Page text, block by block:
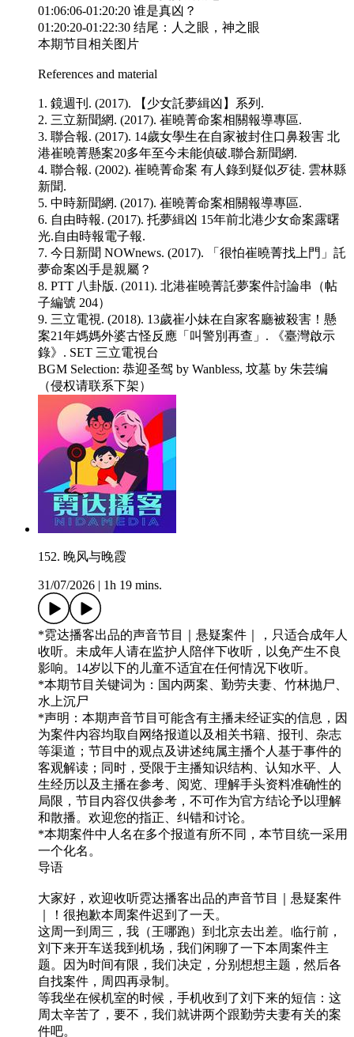
01:06:06-01:20:20 谁是真凶？
01:20:20-01:22:30 结尾：人之眼，神之眼
本期节目相关图片
References and material
1. 鏡週刊. (2017). 【少女託夢緝凶】系列.
2. 三立新聞網. (2017). 崔曉菁命案相關報導專區.
3. 聯合報. (2017). 14歲女學生在自家被封住口鼻殺害 北
港崔曉菁懸案20多年至今未能偵破.聯合新聞網.
4. 聯合報. (2002). 崔曉菁命案 有人錄到疑似歹徒. 雲林縣
新聞.
5. 中時新聞網. (2017). 崔曉菁命案相關報導專區.
6. 自由時報. (2017). 托夢緝凶 15年前北港少女命案露曙
光.自由時報電子報.
7. 今日新聞 NOWnews. (2017). 「很怕崔曉菁找上門」託
夢命案凶手是親屬？
8. PTT 八卦版. (2011). 北港崔曉菁託夢案件討論串（帖
子編號 204）
9. 三立電視. (2018). 13歲崔小妹在自家客廳被殺害！懸
案21年媽媽外婆古怪反應「叫警別再查」. 《臺灣啟示
錄》. SET 三立電視台
BGM Selection: 恭迎圣驾 by Wanbless, 坟墓 by 朱芸编
（侵权请联系下架）
152. 晚风与晚霞
31/07/2026 1h 19 mins.
*霓达播客出品的声音节目｜悬疑案件｜，只适合成年人
收听。未成年人请在监护人陪伴下收听，以免产生不良
影响。14岁以下的儿童不适宜在任何情况下收听。
*本期节目关键词为：国内两案、勤劳夫妻、竹林抛尸、
水上沉尸
*声明：本期声音节目可能含有主播未经证实的信息，因
为案件内容均取自网络报道以及相关书籍、报刊、杂志
等渠道；节目中的观点及讲述纯属主播个人基于事件的
客观解读；同时，受限于主播知识结构、认知水平、人
生经历以及主播在参考、阅览、理解手头资料准确性的
局限，节目内容仅供参考，不可作为官方结论予以理解
和散播。欢迎您的指正、纠错和讨论。
*本期案件中人名在多个报道有所不同，本节目统一采用
一个化名。
导语
大家好，欢迎收听霓达播客出品的声音节目｜悬疑案件
｜！很抱歉本周案件迟到了一天。
这周一到周三，我（王哪跑）到北京去出差。临行前，
刘下来开车送我到机场，我们闲聊了一下本周案件主
题。因为时间有限，我们决定，分别想想主题，然后各
自找案件，周四再录制。
等我坐在候机室的时候，手机收到了刘下来的短信：这
周太辛苦了，要不，我们就讲两个跟勤劳夫妻有关的案
件吧。